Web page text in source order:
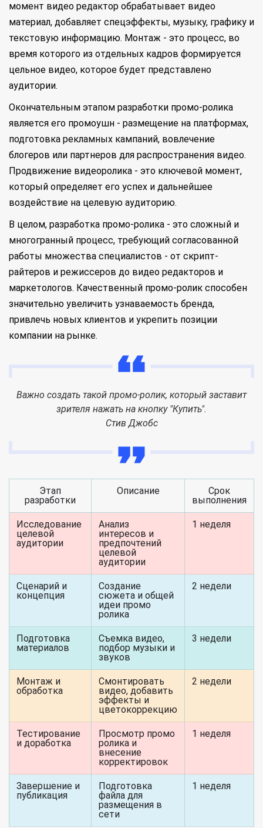
момент видео редактор обрабатывает видео
материал, добавляет спецэффекты, музыку, графику и
текстовую информацию. Монтаж - это процесс, во
время которого из отдельных кадров формируется
цельное видео, которое будет представлено
аудитории.
Окончательным этапом разработки промо-ролика
является его промоушн - размещение на платформах,
подготовка рекламных кампаний, вовлечение
блогеров или партнеров для распространения видео.
Продвижение видеоролика - это ключевой момент,
который определяет его успех и дальнейшее
воздействие на целевую аудиторию.
В целом, разработка промо-ролика - это сложный и
многогранный процесс, требующий согласованной
работы множества специалистов - от скрипт-
райтеров и режиссеров до видео редакторов и
маркетологов. Качественный промо-ролик способен
значительно увеличить узнаваемость бренда,
привлечь новых клиентов и укрепить позиции
компании на рынке.
Важно создать такой промо-ролик, который заставит
зрителя нажать на кнопку "Купить".
Стив Джобс
Этап
разработки
Описание
Срок
выполнения
Исследование
целевой
аудитории
Анализ
интересов и
предпочтений
целевой
аудитории
1 неделя
Сценарий и
концепция
Создание
сюжета и общей
идеи промо
ролика
2 недели
Подготовка
материалов
Съемка видео,
подбор музыки и
звуков
3 недели
Монтаж и
обработка
Смонтировать
видео, добавить
эффекты и
цветокоррекцию
2 недели
Тестирование
и доработка
Просмотр промо
ролика и
внесение
корректировок
1 неделя
Завершение и
публикация
Подготовка
файла для
размещения в
сети
1 неделя